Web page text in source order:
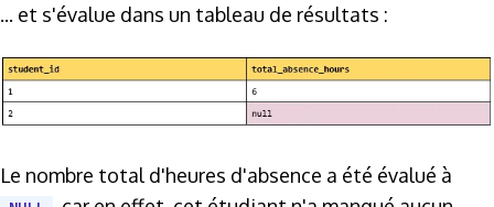
... et s'évalue dans un tableau de résultats :
Le nombre total d'heures d'absence a été évalué à